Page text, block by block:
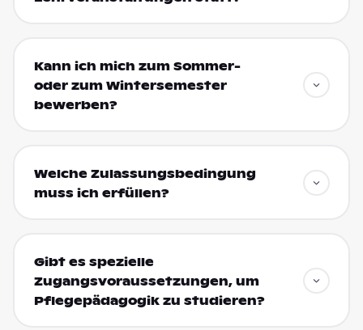
Kann ich mich zum Sommer-
oder zum Wintersemester
bewerben?
Welche Zulassungsbedingung
muss ich erfüllen?
Gibt es spezielle
Zugangsvoraussetzungen, um
Pflegepädagogik zu studieren?